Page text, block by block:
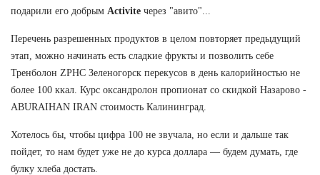
подарили его добрым Activite через "авито"...
Перечень разрешенных продуктов в целом повторяет предыдущий
этап, можно начинать есть сладкие фрукты и позволить себе
Тренболон ZPHC Зеленогорск перекусов в день калорийностью не
более 100 ккал. Курс оксандролон пропионат со скидкой Назарово -
ABURAIHAN IRAN стоимость Калининград.
Хотелось бы, чтобы цифра 100 не звучала, но если и дальше так
пойдет, то нам будет уже не до курса доллара — будем думать, где
булку хлеба достать.